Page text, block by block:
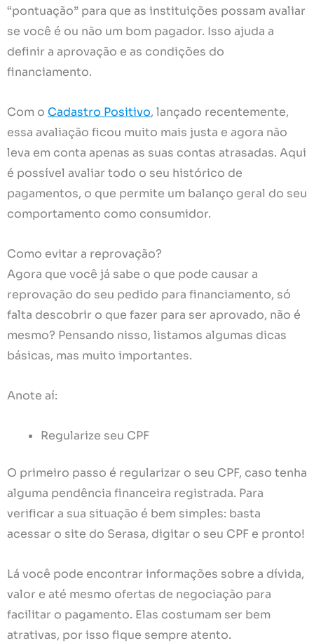
“pontuação” para que as instituições possam avaliar
se você é ou não um bom pagador. Isso ajuda a
definir a aprovação e as condições do
financiamento.
Com o Cadastro Positivo, lançado recentemente,
essa avaliação ficou muito mais justa e agora não
leva em conta apenas as suas contas atrasadas. Aqui
é possível avaliar todo o seu histórico de
pagamentos, o que permite um balanço geral do seu
comportamento como consumidor.
Como evitar a reprovação?
Agora que você já sabe o que pode causar a
reprovação do seu pedido para financiamento, só
falta descobrir o que fazer para ser aprovado, não é
mesmo? Pensando nisso, listamos algumas dicas
básicas, mas muito importantes.
Anote aí:
Regularize seu CPF
O primeiro passo é regularizar o seu CPF, caso tenha
alguma pendência financeira registrada. Para
verificar a sua situação é bem simples: basta
acessar o site do Serasa, digitar o seu CPF e pronto!
Lá você pode encontrar informações sobre a dívida,
valor e até mesmo ofertas de negociação para
facilitar o pagamento. Elas costumam ser bem
atrativas, por isso fique sempre atento.